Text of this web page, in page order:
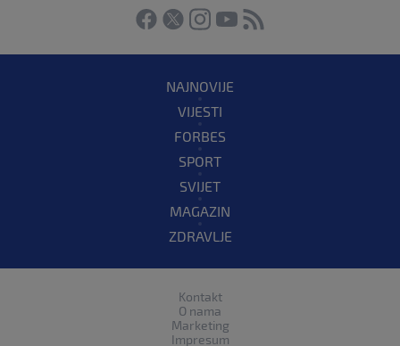
NAJNOVIJE
VIJESTI
FORBES
SPORT
SVIJET
MAGAZIN
ZDRAVLJE
Kontakt
O nama
Marketing
Impresum